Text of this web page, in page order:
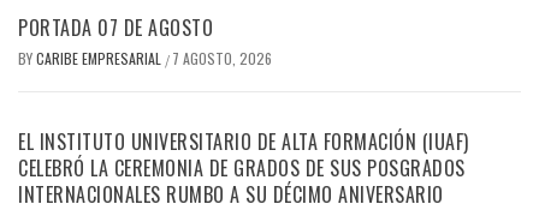
PORTADA 07 DE AGOSTO
BYCARIBE EMPRESARIAL / 7 AGOSTO, 2026
EL INSTITUTO UNIVERSITARIO DE ALTA FORMACIÓN (IUAF)
CELEBRÓ LA CEREMONIA DE GRADOS DE SUS POSGRADOS
INTERNACIONALES RUMBO A SU DÉCIMO ANIVERSARIO